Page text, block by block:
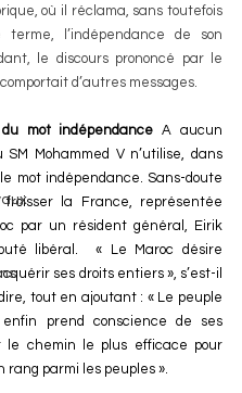
où il réclama, sans toutefois
terme, l’indépendance de son
le discours prononcé par le
d’autres messages.
mot indépendance A aucun
SM Mohammed V n’utilise, dans
le mot indépendance. Sans-doute
la France, représentée
par un résident général, Eirik
libéral.  « Le Maroc désire
ses droits entiers », s’est-il
tout en ajoutant : « Le peuple
enfin prend conscience de ses
le chemin le plus efficace pour
rang parmi les peuples ».